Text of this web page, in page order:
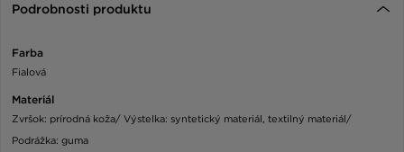
Podrobnosti produktu
Farba
Fialová
Materiál
Zvršok: prírodná koža/ Výstelka: syntetický materiál, textilný materiál/
Podrážka: guma